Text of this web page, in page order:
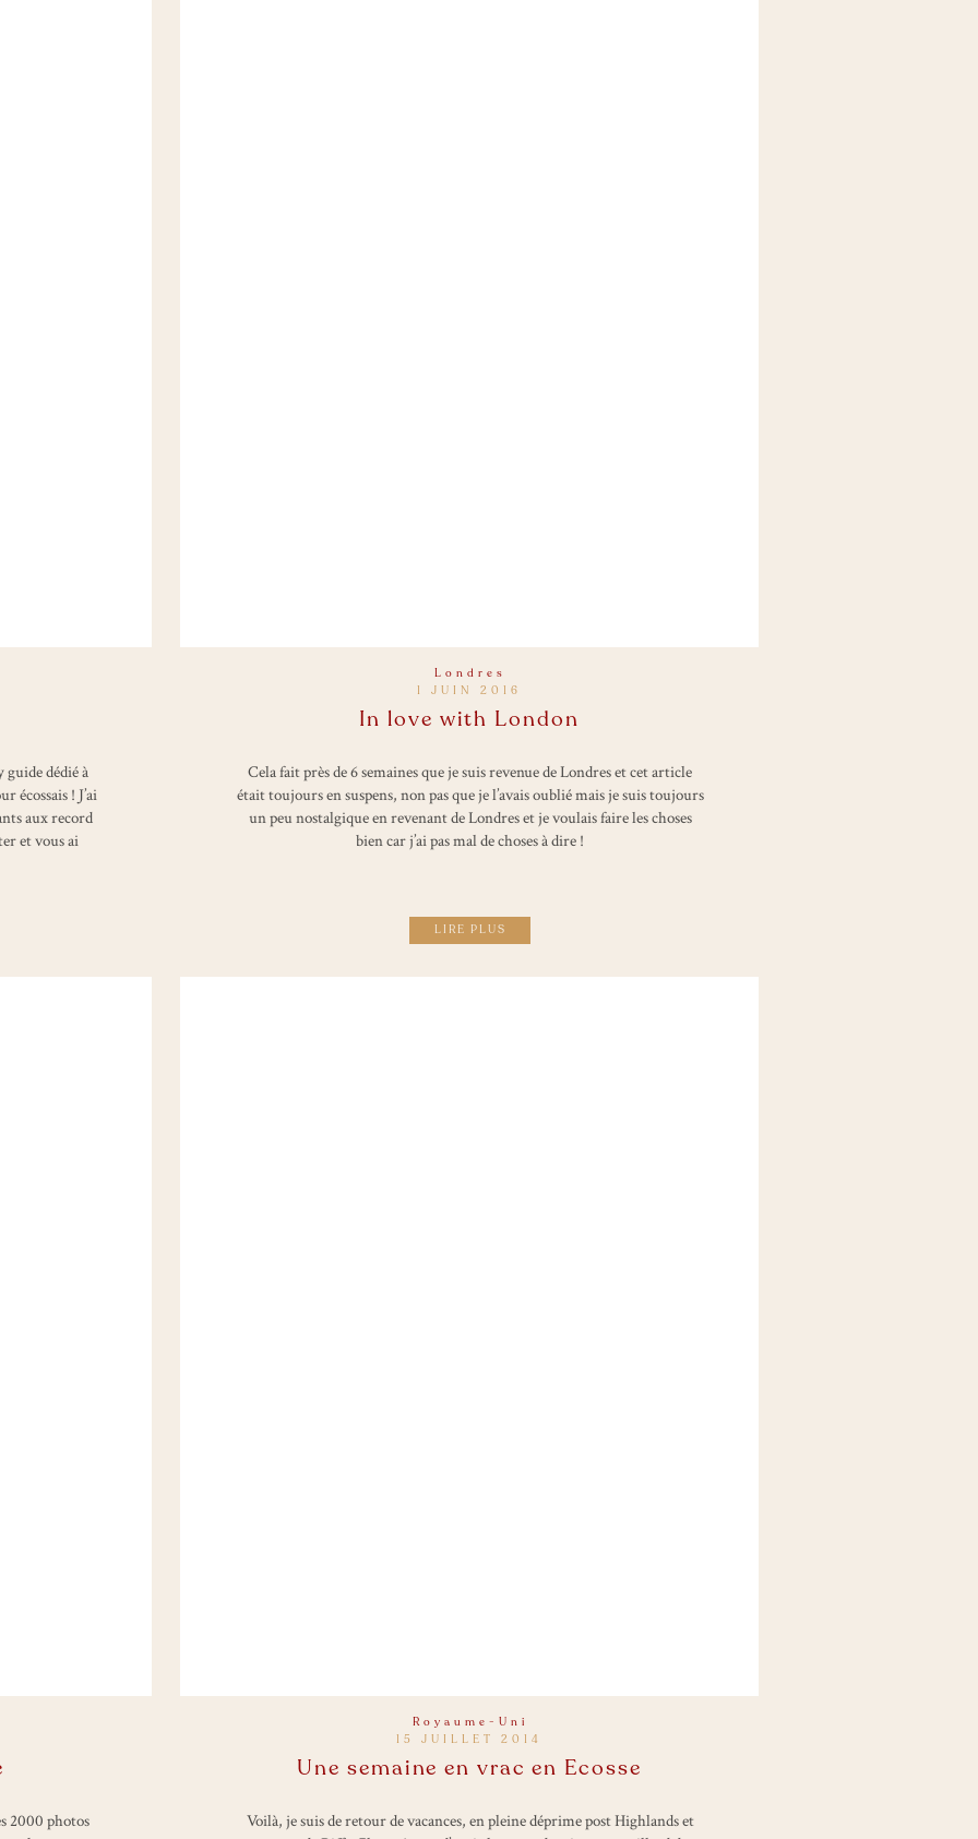
dédié à
écossais ! J’ai
aux record
et vous ai
Cela fait près de 6 semaines que je suis revenue de Londres et cet article
était toujours en suspens, non pas que je l’avais oublié mais je suis toujours
un peu nostalgique en revenant de Londres et je voulais faire les choses
bien car j’ai pas mal de choses à dire !
1 JUIN 2016
In love with London
LIRE PLUS
Londres
2000 photos
Voilà, je suis de retour de vacances, en pleine déprime post Highlands et
15 JUILLET 2014
Une semaine en vrac en Ecosse
Royaume-Uni